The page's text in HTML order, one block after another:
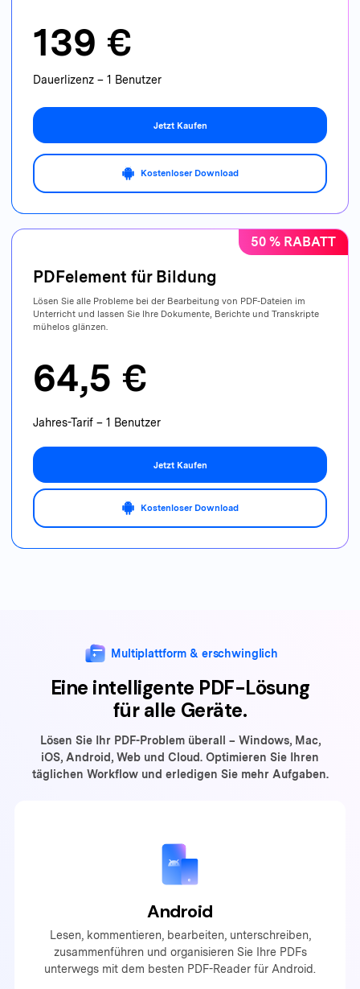
139 €
Dauerlizenz – 1 Benutzer
Jetzt Kaufen
Kostenloser Download
50 % RABATT
PDFelement für Bildung
Lösen Sie alle Probleme bei der Bearbeitung von PDF-Dateien im
Unterricht und lassen Sie Ihre Dokumente, Berichte und Transkripte
mühelos glänzen.
64,5 €
Jahres-Tarif – 1 Benutzer
Jetzt Kaufen
Kostenloser Download
Multiplattform & erschwinglich
Eine intelligente PDF-Lösung
für alle Geräte.
Lösen Sie Ihr PDF-Problem überall – Windows, Mac,
iOS, Android, Web und Cloud. Optimieren Sie Ihren
täglichen Workflow und erledigen Sie mehr Aufgaben.
Android
Lesen, kommentieren, bearbeiten, unterschreiben,
zusammenführen und organisieren Sie Ihre PDFs
unterwegs mit dem besten PDF-Reader für Android.